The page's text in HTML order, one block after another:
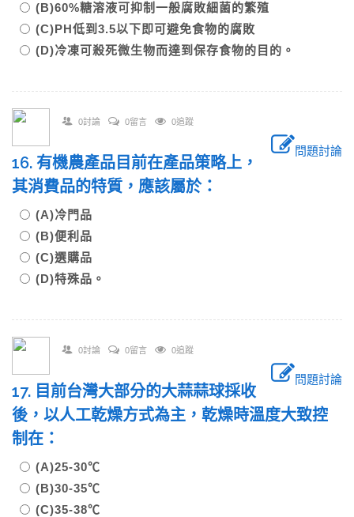
(B)60%糖溶液可抑制一般腐敗細菌的繁殖
(C)PH低到3.5以下即可避免食物的腐敗
(D)冷凍可殺死微生物而達到保存食物的目的。
0討論 0留言 0追蹤
問題討論
16. 有機農產品目前在產品策略上，
其消費品的特質，應該屬於：
(A)冷門品
(B)便利品
(C)選購品
(D)特殊品。
0討論 0留言 0追蹤
問題討論
17. 目前台灣大部分的大蒜蒜球採收
後，以人工乾燥方式為主，乾燥時溫度大致控
制在：
(A)25-30℃
(B)30-35℃
(C)35-38℃